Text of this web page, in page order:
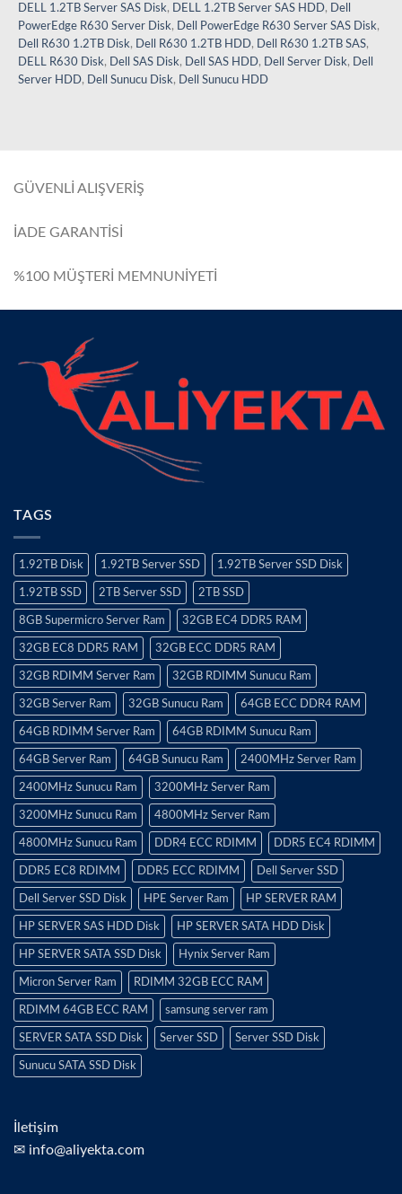
DELL 1.2TB Server SAS Disk, DELL 1.2TB Server SAS HDD,
Dell
PowerEdge R630 Server Disk, Dell PowerEdge R630 Server SAS Disk,
Dell R630 1.2TB Disk, Dell R630 1.2TB HDD, Dell R630 1.2TB SAS,
DELL R630 Disk, Dell SAS Disk, Dell SAS HDD, Dell Server Disk,
Dell
Server HDD, Dell Sunucu Disk, Dell Sunucu HDD
GÜVENLİ ALIŞVERİŞ
İADE GARANTİSİ
%100 MÜŞTERİ MEMNUNİYETİ
TAGS
1.92TB Disk 1.92TB Server SSD 1.92TB Server SSD Disk
1.92TB SSD 2TB Server SSD 2TB SSD
8GB Supermicro Server Ram 32GB EC4 DDR5 RAM
32GB EC8 DDR5 RAM 32GB ECC DDR5 RAM
32GB RDIMM Server Ram 32GB RDIMM Sunucu Ram
32GB Server Ram 32GB Sunucu Ram 64GB ECC DDR4 RAM
64GB RDIMM Server Ram 64GB RDIMM Sunucu Ram
64GB Server Ram 64GB Sunucu Ram 2400MHz Server Ram
2400MHz Sunucu Ram 3200MHz Server Ram
3200MHz Sunucu Ram 4800MHz Server Ram
4800MHz Sunucu Ram DDR4 ECC RDIMM DDR5 EC4 RDIMM
DDR5 EC8 RDIMM DDR5 ECC RDIMM Dell Server SSD
Dell Server SSD Disk HPE Server Ram HP SERVER RAM
HP SERVER SAS HDD Disk HP SERVER SATA HDD Disk
HP SERVER SATA SSD Disk Hynix Server Ram
Micron Server Ram RDIMM 32GB ECC RAM
RDIMM 64GB ECC RAM samsung server ram
SERVER SATA SSD Disk Server SSD Server SSD Disk
Sunucu SATA SSD Disk
İletişim
✉ info@aliyekta.com